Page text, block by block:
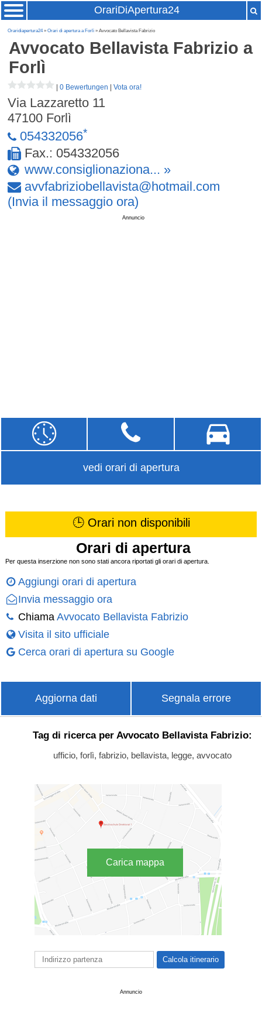
OrariDiApertura24
Oraridiapertura24»Orari di apertura a Forlì » Avvocato Bellavista Fabrizio
Avvocato Bellavista Fabrizio a
Forlì
|0 Bewertungen |Vota ora!
Via Lazzaretto 11
47100 Forlì
054332056*
Fax.: 054332056
www.consiglionaziona... »
avvfabriziobellavista@hotmail.com
(Invia il messaggio ora)
Annuncio
vedi orari di apertura
🕒 Orari non disponibili
Orari di apertura
Per questa inserzione non sono stati ancora riportati gli orari di apertura.
Aggiungi orari di apertura
Invia messaggio ora
Chiama Avvocato Bellavista Fabrizio
Visita il sito ufficiale
Cerca orari di apertura su Google
Aggiorna dati Segnala errore
Tag di ricerca per Avvocato Bellavista Fabrizio:
ufficio, forlì, fabrizio, bellavista, legge, avvocato
Carica mappa
Annuncio